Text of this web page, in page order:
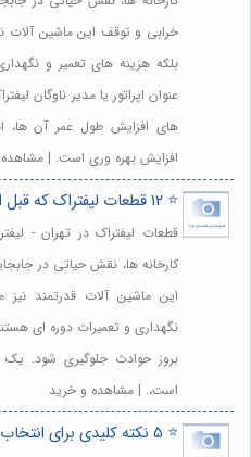
خرابی و توقف این ماشین آلات
بلکه هزینه های تعمیر و
عنوان اپراتور یا مدیر ناوگان
های افزایش طول عمر آن ها،
افزایش بهره وری است. |
⭐️ 12 قطعات لیفتراک که قبل از تعمیرات باید بررسی شوند ⚠️
قطعات لیفتراک در تهران -
کارخانه ها، نقش حیاتی در
این ماشین آلات قدرتمند نیز
نگهداری و تعمیرات دوره ای
بروز حوادث جلوگیری شود. یک
است،. | مشاهده و خرید
⭐️ 5 نکته کلیدی برای انتخاب بهترین قطعات لیفتراک⚙️